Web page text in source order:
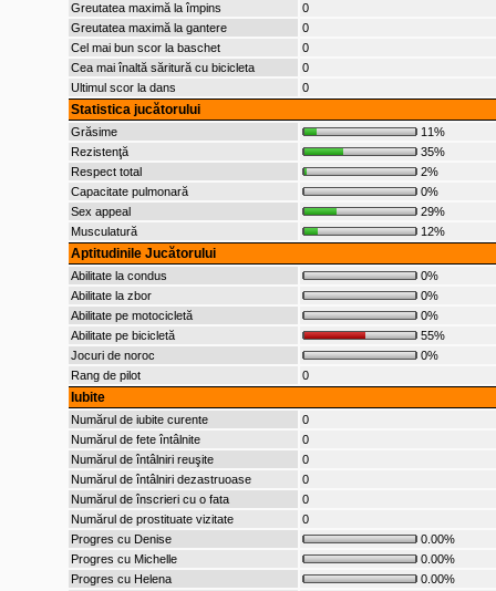
Greutatea maximă la împins
0
Greutatea maximă la gantere
0
Cel mai bun scor la baschet
0
Cea mai înaltă săritură cu bicicleta
0
Ultimul scor la dans
0
Statistica jucătorului
Grăsime
11%
Rezistenţă
35%
Respect total
2%
Capacitate pulmonară
0%
Sex appeal
29%
Musculatură
12%
Aptitudinile Jucătorului
Abilitate la condus
0%
Abilitate la zbor
0%
Abilitate pe motocicletă
0%
Abilitate pe bicicletă
55%
Jocuri de noroc
0%
Rang de pilot
0
Iubite
Numărul de iubite curente
0
Numărul de fete întâlnite
0
Numărul de întâlniri reuşite
0
Numărul de întâlniri dezastruoase
0
Numărul de înscrieri cu o fata
0
Numărul de prostituate vizitate
0
Progres cu Denise
0.00%
Progres cu Michelle
0.00%
Progres cu Helena
0.00%